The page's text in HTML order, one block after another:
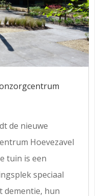
de nieuwe
Hoevezavel
tuin is een
speciaal
dementie, hun